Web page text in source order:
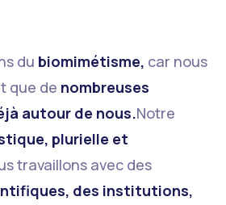
du biomimétisme, car nous
que de nombreuses
autour de nous.Notre
plurielle et
travaillons avec des
des institutions,